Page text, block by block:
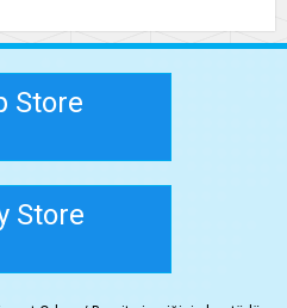
Store
Store